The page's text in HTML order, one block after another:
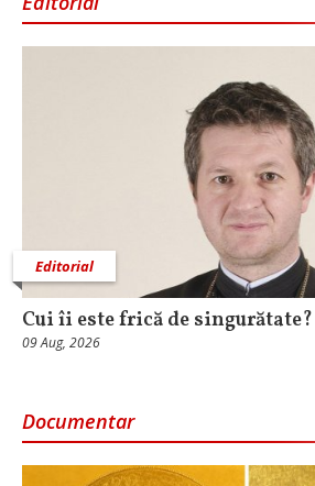
Editorial
Cui îi este frică de singurătate?
09 Aug, 2026
Documentar